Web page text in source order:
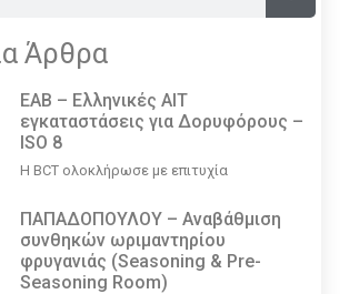
Άρθρα
EAB – Ελληνικές ΑΙΤ
εγκαταστάσεις για Δορυφόρους –
ISO 8
Η BCT ολοκλήρωσε με επιτυχία
ΠΑΠΑΔΟΠΟΥΛΟΥ – Αναβάθμιση
συνθηκών ωριμαντηρίου
φρυγανιάς (Seasoning & Pre-
Seasoning Room)